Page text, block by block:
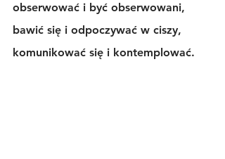
obserwować i być obserwowani,
bawić się i odpoczywać w ciszy,
komunikować się i kontemplować.